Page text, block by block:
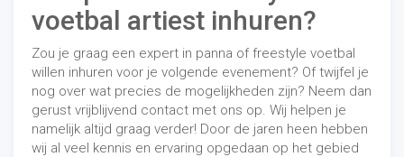
voetbal artiest inhuren?
Zou je graag een expert in panna of freestyle voetbal
willen inhuren voor je volgende evenement? Of twijfel je
nog over wat precies de mogelijkheden zijn? Neem dan
gerust vrijblijvend contact met ons op. Wij helpen je
namelijk altijd graag verder! Door de jaren heen hebben
wij al veel kennis en ervaring opgedaan op het gebied